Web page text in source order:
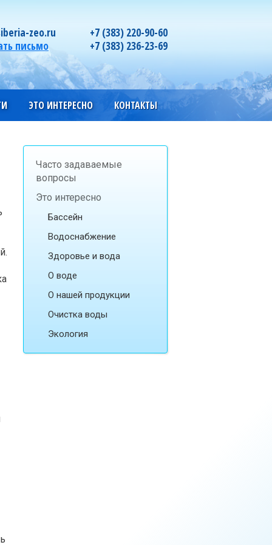
zeo.ru
письмо
+7 (383) 220-90-60
+7 (383) 236-23-69
ЭТО ИНТЕРЕСНО КОНТАКТЫ
Часто задаваемые
вопросы
Это интересно
Бассейн
Водоснабжение
Здоровье и вода
О воде
О нашей продукции
Очистка воды
Экология